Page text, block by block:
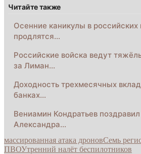
Читайте также
Осенние каникулы в российских
продлятся…
Российские войска ведут
за Лиман…
Доходность трехмесячных
банках…
Вениамин Кондратьев
Александра…
массированная атака дроновСемь
ПВОУтренний налёт беспилотников